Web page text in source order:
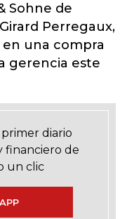
Sohne de
Perregaux,
una compra
gerencia este
diario
financiero de
un clic